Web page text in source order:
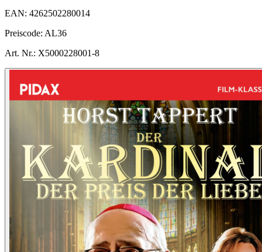
EAN: 4262502280014
Preiscode: AL36
Art. Nr.: X5000228001-8